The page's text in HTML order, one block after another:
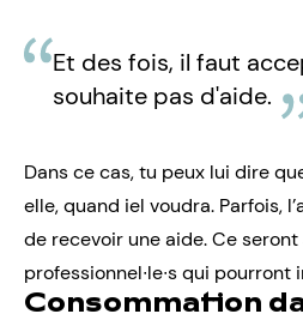
Et des fois, il faut
souhaite pas d'aide.
Dans ce cas, tu peux lui dire
elle, quand iel voudra. Parfois,
de recevoir une aide. Ce
professionnel∙le∙squi pourront
Consommation